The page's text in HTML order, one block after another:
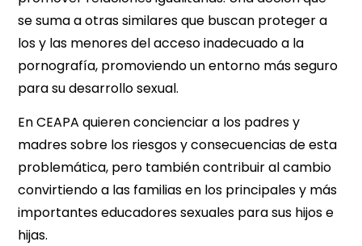
se suma a otras similares que buscan proteger a
los y las menores del acceso inadecuado a la
pornografía, promoviendo un entorno más seguro
para su desarrollo sexual.
En CEAPA quieren concienciar a los padres y
madres sobre los riesgos y consecuencias de esta
problemática, pero también contribuir al cambio
convirtiendo a las familias en los principales y más
importantes educadores sexuales para sus hijos e
hijas.